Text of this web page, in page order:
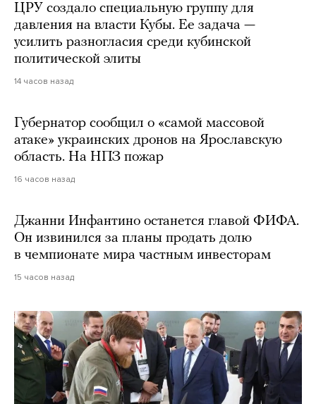
ЦРУ создало специальную группу для
давления на власти Кубы. Ее задача —
усилить разногласия среди кубинской
политической элиты
14 часов назад
Губернатор сообщил о «самой массовой
атаке» украинских дронов на Ярославскую
область. На НПЗ пожар
16 часов назад
Джанни Инфантино останется главой ФИФА.
Он извинился за планы продать долю
в чемпионате мира частным инвесторам
15 часов назад